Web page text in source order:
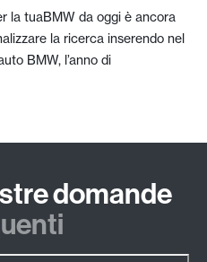
la tuaBMW da oggi è ancora
la ricerca inserendo nel
BMW, l’anno di
domande